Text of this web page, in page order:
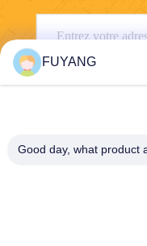
Shenzhen
FUYANG
Good day, what product